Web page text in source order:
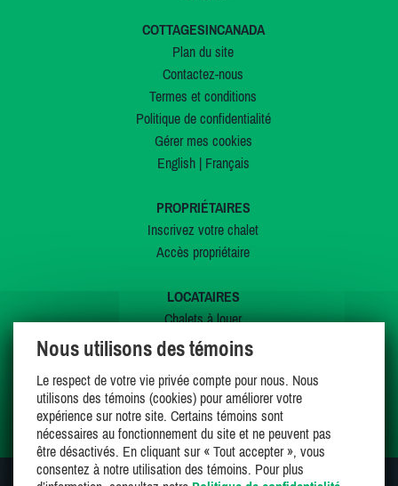
COTTAGESINCANADA
Plan du site
Contactez-nous
Termes et conditions
Politique de confidentialité
Gérer mes cookies
English| Français
PROPRIÉTAIRES
Inscrivez votre chalet
Accès propriétaire
LOCATAIRES
Chalets à louer
Chalets à vendre
Offres spéciales
Mes favoris
Nous utilisons des témoins
Le respect de votre vie privée compte pour nous. Nous
utilisons des témoins (cookies) pour améliorer votre
expérience sur notre site. Certains témoins sont
nécessaires au fonctionnement du site et ne peuvent pas
être désactivés. En cliquant sur « Tout accepter », vous
consentez à notre utilisation des témoins. Pour plus